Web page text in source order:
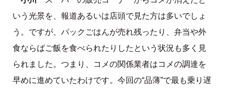
いう光景を、報道あるいは店頭で見た方は多いでしょ
う。ですが、パックごはんが売れ残ったり、弁当や外
食ならばご飯を食べられたりしたという状況も多く見
られました。つまり、コメの関係業者はコメの調達を
早めに進めていたわけです。今回の“品薄”で最も乗り遅